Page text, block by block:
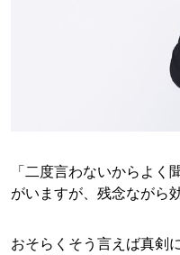
「二度言わないからよく
がいますが、残念ながら
おそらくそう言えば真剣